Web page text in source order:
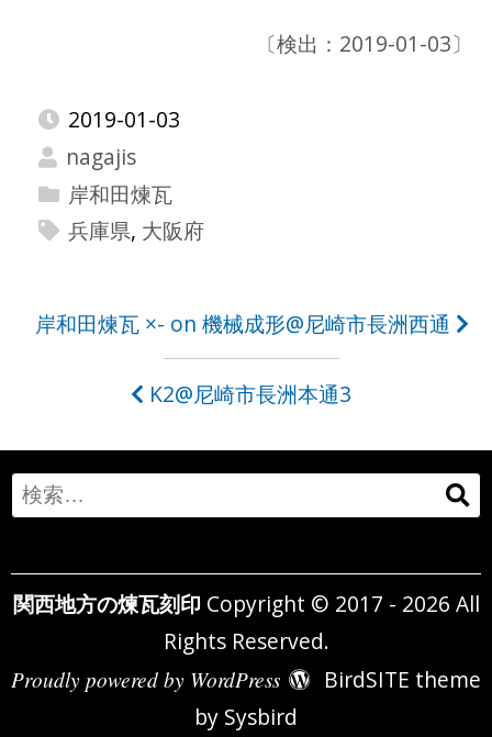
〔検出：2019-01-03〕
2019-01-03
nagajis
岸和田煉瓦
兵庫県, 大阪府
投
ビ
ゲ
ー
シ
ョ
岸和田煉瓦 ×- on 機械成形@尼崎市長洲西通
K2@尼崎市長洲本通3
Search
for:
関西地方の煉瓦刻印 Copyright © 2017 - 2026 All
Rights Reserved.
Proudly powered by WordPress
BirdSITE theme
by Sysbird